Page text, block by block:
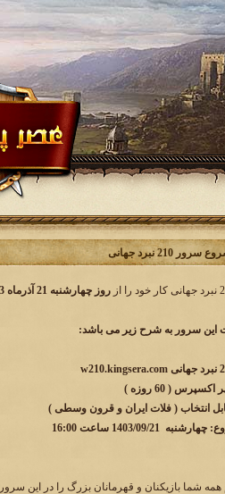
سرور 210 نبرد جهانی
روز چهارشنبه 21 آذرماه 1403
سرور به شرح زیر می باشد:
اکسپرس ( 60 روزه )
انتخاب ( فلات ایران و قرون وسطی )
چهارشنبه 1403/09/21 ساعت 16:00
همه شما بازیکنان و قهرمانان بزرگ را در این